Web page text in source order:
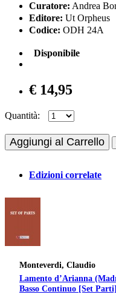
Curatore: Andrea
Editore: Ut Orpheus
Codice: ODH 24A
Disponibile
€ 14,95
Quantità:
Aggiungi al Carrello
Edizioni correlate
Monteverdi, Claudio
Lamento d’Arianna
Basso Continuo [Set Parti]